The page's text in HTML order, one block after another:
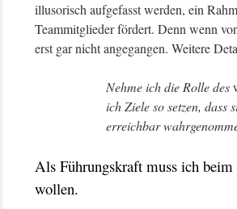
illusorisch aufgefasst werden, ein
Teammitglieder fördert. Denn wenn
erst gar nicht angegangen. Weitere
Nehme ich die Rolle des
ich Ziele so setzen,
erreichbar
Als Führungskraft muss ich
wollen.